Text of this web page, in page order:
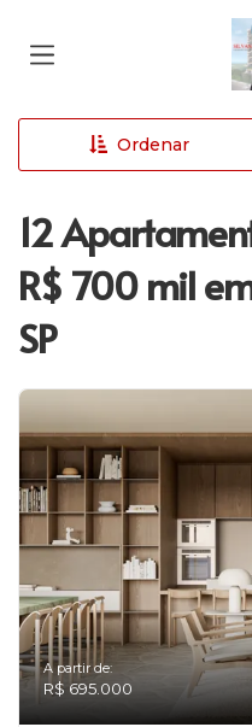
Ordenar
12
R$ 700 mil
SP
A partir de:
R$ 695.000